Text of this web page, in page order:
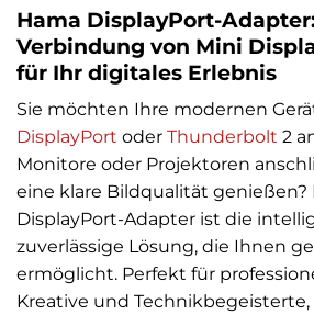
Hama DisplayPort-
Verbindung von Mini
für Ihr digitales Erlebnis
Sie möchten Ihre modernen
DisplayPort oder Thunderbolt 2
Monitore oder Projektoren
eine klare Bildqualität genießen?
DisplayPort-Adapter ist die
zuverlässige Lösung, die Ihnen
ermöglicht. Perfekt für
Kreative und